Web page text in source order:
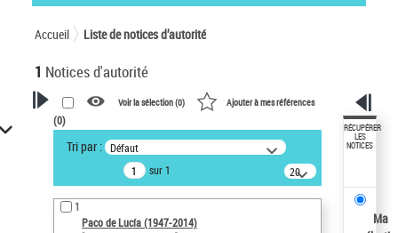
Accueil Liste de notices d’autorité
1 Notices d'autorité
VOTRE RECHERCHE
Recherche avancée dans les
notices d’autorité
Œuvres liées à l'auteur :
Paco de Lucía (1947-2014)
Voir la sélection (0) Ajouter à mes références
(0)
Tri par : Défaut
sur 1
20
résultats/page
1
Paco de Lucía (1947-2014)
RÉCUPÉRER
LES
NOTICES
Ma